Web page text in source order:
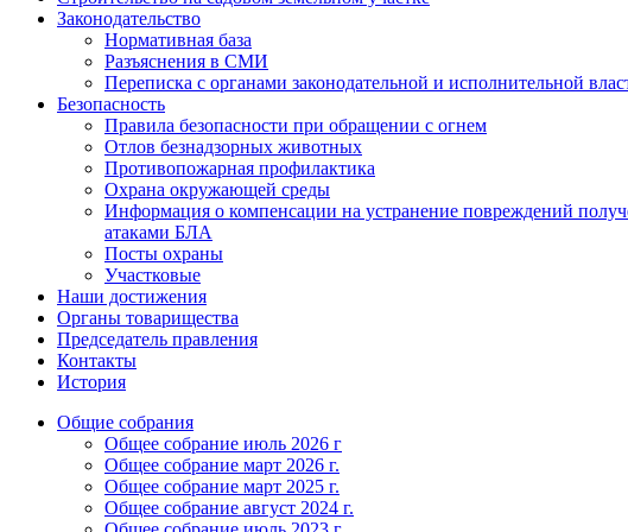
Законодательство
Нормативная база
Разъяснения в СМИ
Переписка с органами законодательной и исполнительной
Безопасность
Правила безопасности при обращении с огнем
Отлов безнадзорных животных
Противопожарная профилактика
Охрана окружающей среды
Информация о компенсации на устранение повреждений
атаками БЛА
Посты охраны
Участковые
Наши достижения
Органы товарищества
Председатель правления
Контакты
История
Общие собрания
Общее собрание июль 2026 г
Общее собрание март 2026 г.
Общее собрание март 2025 г.
Общее собрание август 2024 г.